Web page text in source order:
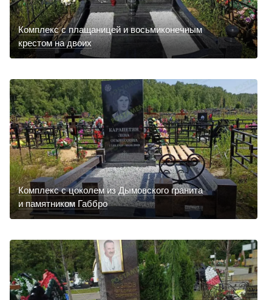
Комплекс с плащаницей и восьмиконечным
крестом на двоих
Комплекс с цоколем из Дымовского гранита
и памятником Габбро